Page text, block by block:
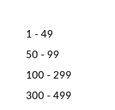
1 - 49
50 - 99
100 - 299
300 - 499